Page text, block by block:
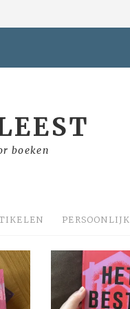
boeken
PERSOONLIJK